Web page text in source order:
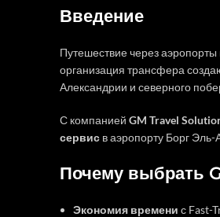
Введение
Путешествие через
организация трансфера
Александрии и северного
С компанией GM Travel
сервис в аэропорту Борг
Почему выбрать
Экономия времени с Fast-